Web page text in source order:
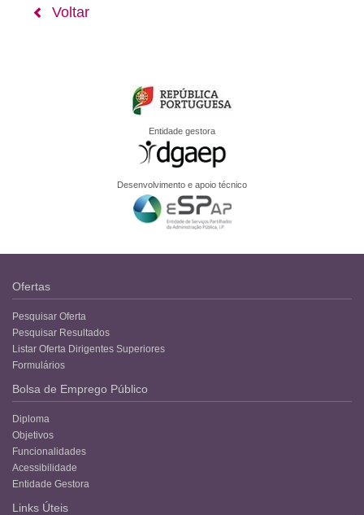
Voltar
Entidade gestora
Desenvolvimento e apoio técnico
Ofertas
Pesquisar Oferta
Pesquisar Resultados
Listar Oferta Dirigentes Superiores
Formulários
Bolsa de Emprego Público
Diploma
Objetivos
Funcionalidades
Acessibilidade
Entidade Gestora
Links Úteis